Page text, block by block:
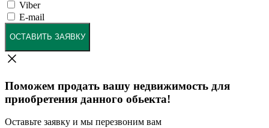
Viber
E-mail
ОСТАВИТЬ ЗАЯВКУ
Поможем продать вашу недвижимость для
приобретения данного обьекта!
Оставьте заявку и мы перезвоним вам